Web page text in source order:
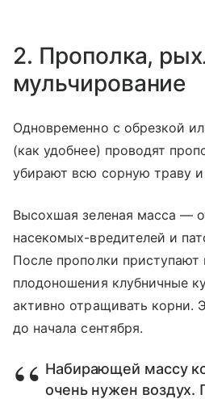
2. Прополка,
мульчирование
Одновременно с обрезкой
(как удобнее) проводят
убирают всю сорную траву и
Высохшая зеленая масса —
насекомых-вредителей и
После прополки
плодоношения клубничные
активно отращивать корни.
до начала сентября.
Набирающей массу
очень нужен воздух.